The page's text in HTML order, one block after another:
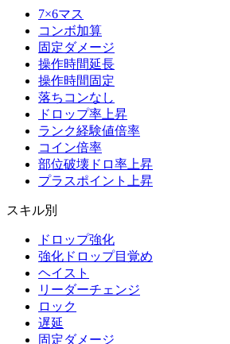
7×6マス
コンボ加算
固定ダメージ
操作時間延長
操作時間固定
落ちコンなし
ドロップ率上昇
ランク経験値倍率
コイン倍率
部位破壊ドロ率上昇
プラスポイント上昇
スキル別
ドロップ強化
強化ドロップ目覚め
ヘイスト
リーダーチェンジ
ロック
遅延
固定ダメージ